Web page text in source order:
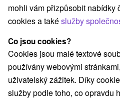
Všechny kategorie
Wellness
Víkendové pobyty(3) Pobyty
Vyberte lokalitu nebo
Nejprodávanější
mohli vám přizpůsobit nabídky
cookies a takéslužby
Co jsou cookies?
Cookies jsou malé textové
používány webovými
uživatelský zážitek. Díky
služby podle toho, co opravdu